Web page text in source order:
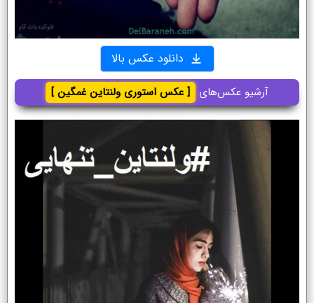
دانلود عکس بالا
آرشیو عکس‌های [ عکس استوری ولنتاین غمگین ]